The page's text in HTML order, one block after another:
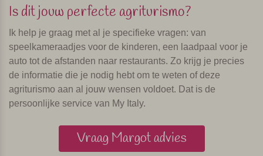
Is dit jouw perfecte agriturismo?
Ik help je graag met al je specifieke vragen: van
speelkameraadjes voor de kinderen, een laadpaal voor je
auto tot de afstanden naar restaurants. Zo krijg je precies
de informatie die je nodig hebt om te weten of deze
agriturismo aan al jouw wensen voldoet. Dat is de
persoonlijke service van My Italy.
Vraag Margot advies